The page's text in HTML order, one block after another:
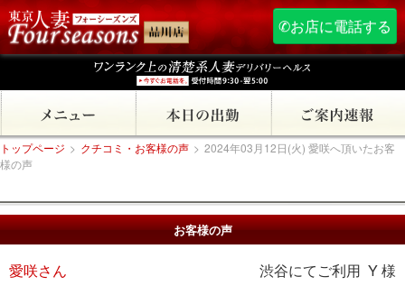
✆お店に電話する
トップページ > クチコミ・お客様の声 > 2024年03月12日(火) 愛咲へ頂いたお客
様の声
お客様の声
愛咲さん 渋谷にてご利用 Y 様